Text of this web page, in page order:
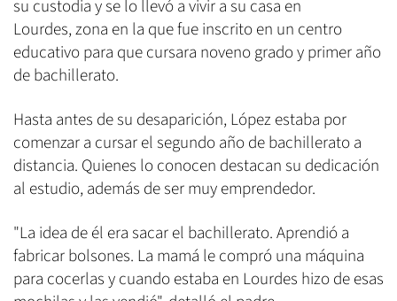
su custodia y se lo llevó a vivir a su casa en
Lourdes, zona en la que fue inscrito en un centro
educativo para que cursara noveno grado y primer año
de bachillerato.
Hasta antes de su desaparición, López estaba por
comenzar a cursar el segundo año de bachillerato a
distancia. Quienes lo conocen destacan su dedicación
al estudio, además de ser muy emprendedor.
"La idea de él era sacar el bachillerato. Aprendió a
fabricar bolsones. La mamá le compró una máquina
para cocerlas y cuando estaba en Lourdes hizo de esas